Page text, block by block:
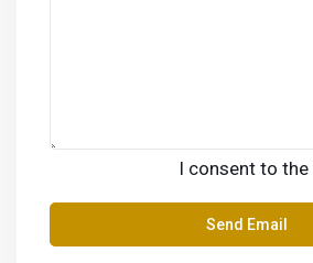
I consent to the